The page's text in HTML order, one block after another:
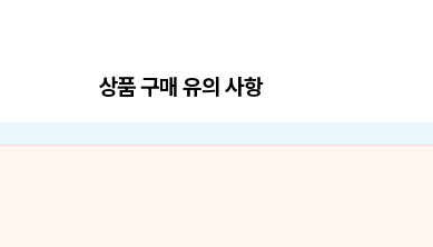
상품 구매 유의 사항